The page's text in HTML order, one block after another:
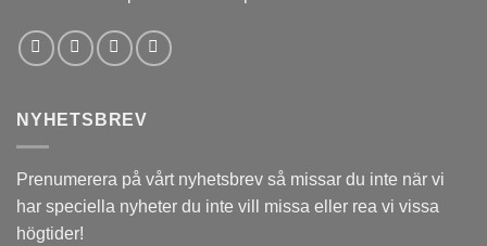
NYHETSBREV
Prenumerera på vårt nyhetsbrev så missar du inte när vi
har speciella nyheter du inte vill missa eller rea vi vissa
högtider!